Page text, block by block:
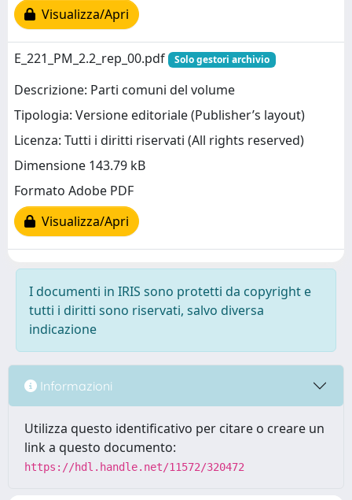
Visualizza/Apri
E_221_PM_2.2_rep_00.pdf Solo gestori archivio
Descrizione: Parti comuni del volume
Tipologia: Versione editoriale (Publisher’s layout)
Licenza: Tutti i diritti riservati (All rights reserved)
Dimensione 143.79 kB
Formato Adobe PDF
Visualizza/Apri
I documenti in IRIS sono protetti da copyright e
tutti i diritti sono riservati, salvo diversa
indicazione
Informazioni
Utilizza questo identificativo per citare o creare un
link a questo documento:
https://hdl.handle.net/11572/320472